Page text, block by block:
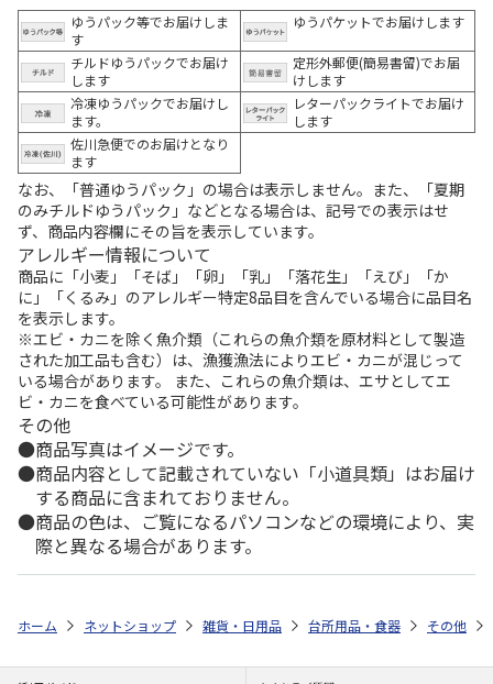
ゆうパック等でお届けしま
す
ゆうパケットでお届けします
チルドゆうパックでお届け
します
定形外郵便(簡易書留)でお届
けします
冷凍ゆうパックでお届けし
ます。
レターパックライトでお届け
します
佐川急便でのお届けとなり
ます
なお、「普通ゆうパック」の場合は表示しません。また、「夏期
のみチルドゆうパック」などとなる場合は、記号での表示はせ
ず、商品内容欄にその旨を表示しています。
アレルギー情報について
商品に「小麦」「そば」「卵」「乳」「落花生」「えび」「か
に」「くるみ」のアレルギー特定8品目を含んでいる場合に品目名
を表示します。
※エビ・カニを除く魚介類（これらの魚介類を原材料として製造
された加工品も含む）は、漁獲漁法によりエビ・カニが混じって
いる場合があります。 また、これらの魚介類は、エサとしてエ
ビ・カニを食べている可能性があります。
その他
商品写真はイメージです。
商品内容として記載されていない「小道具類」はお届け
する商品に含まれておりません。
商品の色は、ご覧になるパソコンなどの環境により、実
際と異なる場合があります。
ホーム ネットショップ 雑貨・日用品 台所用品・食器 その他